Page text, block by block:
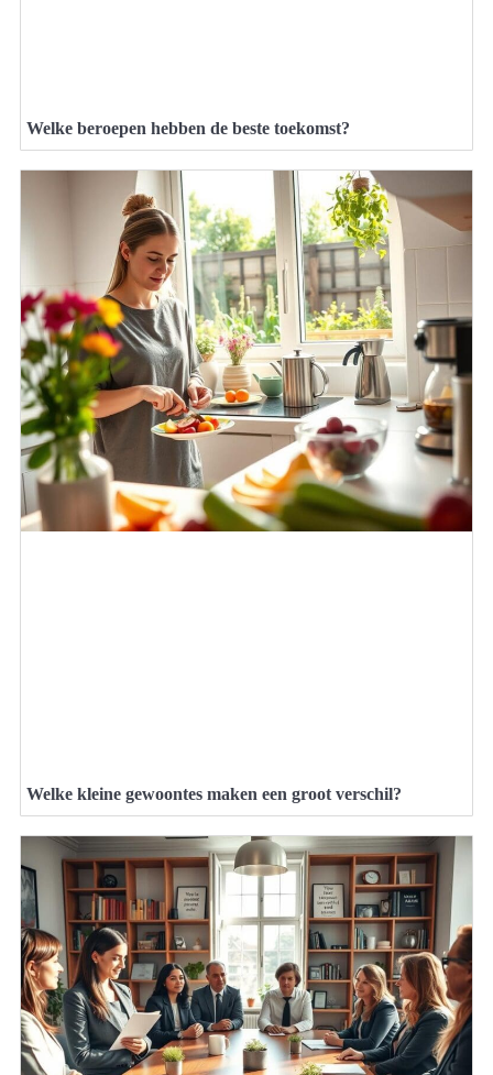
Welke beroepen hebben de beste toekomst?
Welke kleine gewoontes maken een groot verschil?